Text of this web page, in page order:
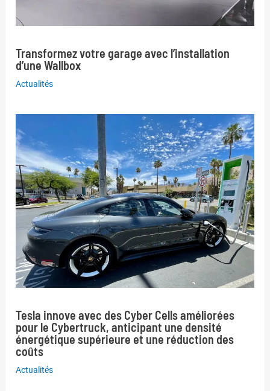
Transformez votre garage avec l’installation
d’une Wallbox
Actualités
Tesla innove avec des Cyber Cells améliorées
pour le Cybertruck, anticipant une densité
énergétique supérieure et une réduction des
coûts
Actualités